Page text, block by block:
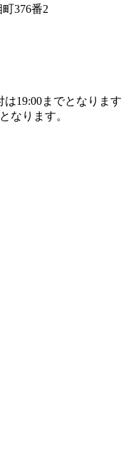
376番2
19:00までとなります
なります。